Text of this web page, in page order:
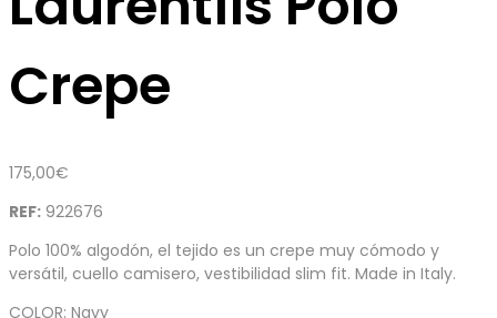
Crepe
175,00€
REF: 922676
Polo 100% algodón, el tejido es un crepe muy cómodo y
versátil, cuello camisero, vestibilidad slim fit. Made in Italy.
COLOR: Navy